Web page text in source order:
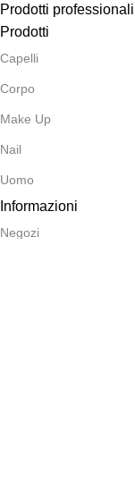
Prodotti
Prodotti
Capelli
Corpo
Make Up
Nail
Uomo
Informazioni
Negozi